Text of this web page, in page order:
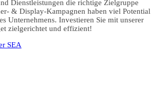
Dienstleistungen die richtige Zielgruppe
& Display-Kampagnen haben viel Potential
Unternehmens. Investieren Sie mit unserer
zielgerichtet und effizient!
SEA